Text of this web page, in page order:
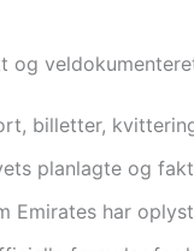
billetter,
planlagte og
Emirates har